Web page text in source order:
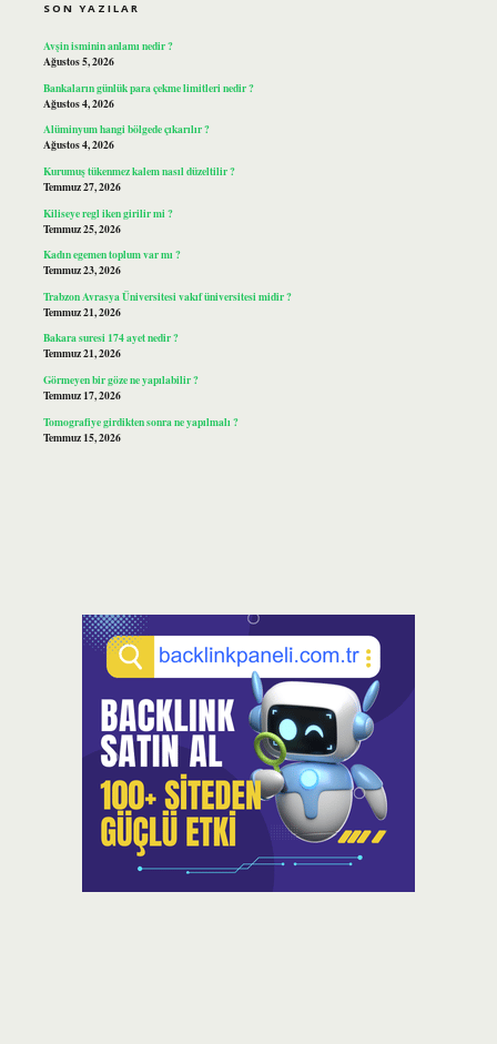
SON YAZILAR
Avşin isminin anlamı nedir ?
Ağustos 5, 2026
Bankaların günlük para çekme limitleri nedir ?
Ağustos 4, 2026
Alüminyum hangi bölgede çıkarılır ?
Ağustos 4, 2026
Kurumuş tükenmez kalem nasıl düzeltilir ?
Temmuz 27, 2026
Kiliseye regl iken girilir mi ?
Temmuz 25, 2026
Kadın egemen toplum var mı ?
Temmuz 23, 2026
Trabzon Avrasya Üniversitesi vakıf üniversitesi midir ?
Temmuz 21, 2026
Bakara suresi 174 ayet nedir ?
Temmuz 21, 2026
Görmeyen bir göze ne yapılabilir ?
Temmuz 17, 2026
Tomografiye girdikten sonra ne yapılmalı ?
Temmuz 15, 2026